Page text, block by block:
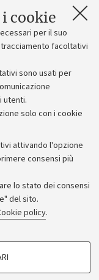
cookie
per il suo
facoltativi
sono usati per
utenti.
solo con i cookie
attivando l'opzione
consensi più
lo stato dei consensi
del sito.
policy.